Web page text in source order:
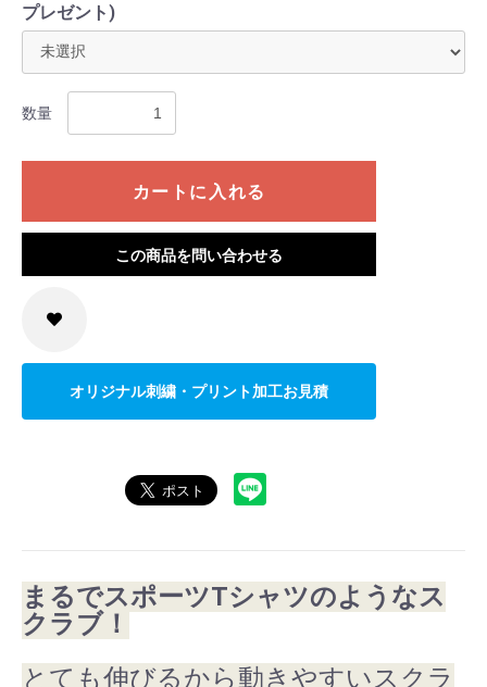
プレゼント)
数量
カートに入れる
この商品を問い合わせる
オリジナル刺繍・プリント加工お見積
まるでスポーツTシャツのようなス
クラブ！
とても伸びるから動きやすいスクラ